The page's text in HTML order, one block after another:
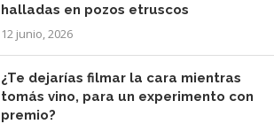
halladas en pozos etruscos
12 junio, 2026
¿Te dejarías filmar la cara mientras
tomás vino, para un experimento con
premio?